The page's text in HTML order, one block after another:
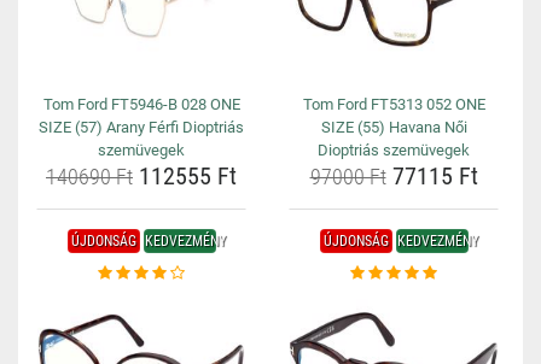
Tom Ford FT5946-B 028 ONE
SIZE (57) Arany Férfi Dioptriás
szemüvegek
140690 Ft 112555 Ft
Tom Ford FT5313 052 ONE
SIZE (55) Havana Női
Dioptriás szemüvegek
97000 Ft77115 Ft
ÚJDONSÁG KEDVEZMÉNY ÚJDONSÁG KEDVEZMÉNY